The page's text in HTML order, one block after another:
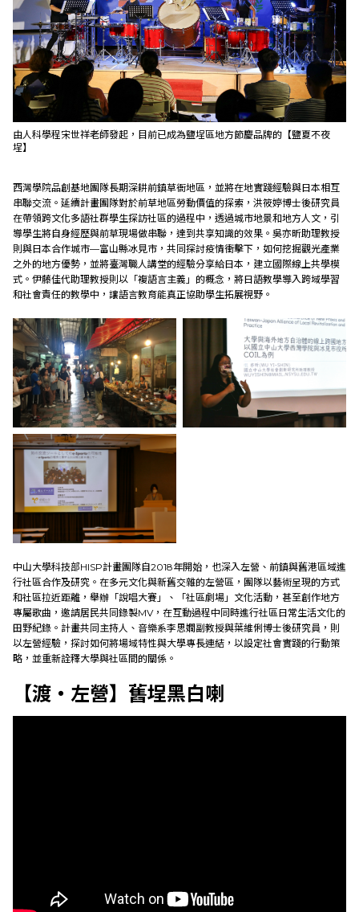
由人科學程宋世祥老師發起，目前已成為鹽埕區地方節慶品牌的【鹽夏不夜
埕】
西灣學院品創基地團隊長期深耕前鎮草衙地區，並將在地實踐經驗與日本相互
串聯交流。延續計畫團隊對於前草地區勞動價值的探索，洪筱婷博士後研究員
在帶領跨文化多語社群學生探訪社區的過程中，透過城市地景和地方人文，引
導學生將自身經歷與前草現場做串聯，達到共享知識的效果。吳亦昕助理教授
則與日本合作城市—富山縣冰見市，共同探討疫情衝擊下，如何挖掘觀光產業
之外的地方優勢，並將臺灣職人講堂的經驗分享給日本，建立國際線上共學模
式。伊藤佳代助理教授則以「複語言主義」的概念，將日語教學導入跨域學習
和社會責任的教學中，讓語言教育能真正協助學生拓展視野。
中山大學科技部HISP計畫團隊自2018年開始，也深入左營、前鎮與舊港區域進
行社區合作及研究。在多元文化與新舊交雜的左營區，團隊以藝術呈現的方式
和社區拉近距離，舉辦「說唱大賽」、「社區劇場」文化活動，甚至創作地方
專屬歌曲，邀請居民共同錄製MV，在互動過程中同時進行社區日常生活文化的
田野紀錄。計畫共同主持人、音樂系李思嫺副教授與葉維俐博士後研究員，則
以左營經驗，探討如何將場域特性與大學專長連結，以設定社會實踐的行動策
略，並重新詮釋大學與社區間的關係。
【渡‧左營】舊埕黑白喇